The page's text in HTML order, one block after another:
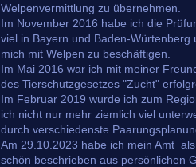
Welpenvermittlung zu übernehmen.
Im November 2016 habe ich die
viel in Bayern und Baden-
mich mit Welpen zu beschäftigen.
Im Mai 2016 war ich mit meiner
des Tierschutzgesetzes "Zucht"
Im Februar 2019 wurde ich zum
ich nicht nur mehr ziemlich viel
durch verschiedenste
Am 29.10.2023 habe ich mein Amt
schön beschrieben aus persönlichen